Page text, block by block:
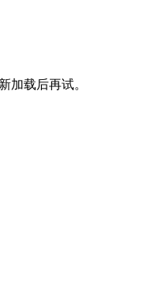
加载后再试。